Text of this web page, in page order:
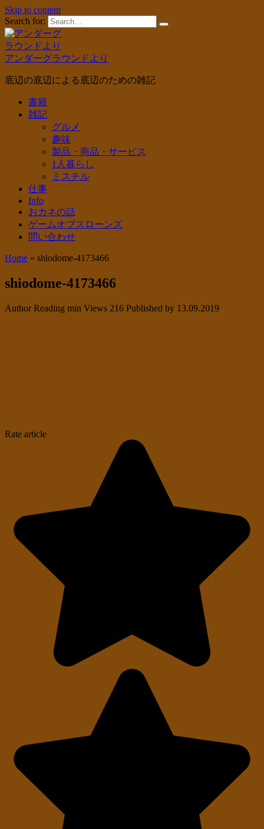
Skip to content
Search for:
アンダーグラウンドより
底辺の底辺による底辺のための雑記
書籍
雑記
グルメ
趣味
製品・商品・サービス
1人暮らし
ミスチル
仕事
Info
おカネの話
ゲームオブスローンズ
問い合わせ
Home » shiodome-4173466
shiodome-4173466
Author Reading min Views 216 Published by 13.09.2019
Rate article